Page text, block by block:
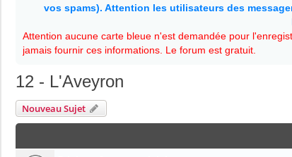
vos spams). Attention les utilisateurs des
Attention aucune carte bleue n'est demandée pour
jamais fournir ces informations. Le forum est gratuit.
12 - L'Aveyron
Nouveau Sujet